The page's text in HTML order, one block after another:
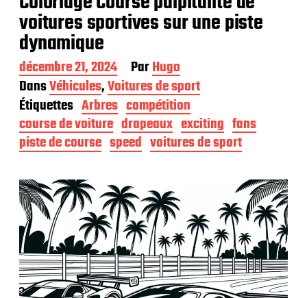
voitures sportives sur une piste
dynamique
D
a
t
e
d
e
p
b
l
i
c
a
t
i
o
n
décembre 21, 2024 ParHugo
DansVéhicules,Voitures de sport
Étiquettes Arbres compétition
course de voiture drapeaux exciting fans
piste de course speed voitures de sport